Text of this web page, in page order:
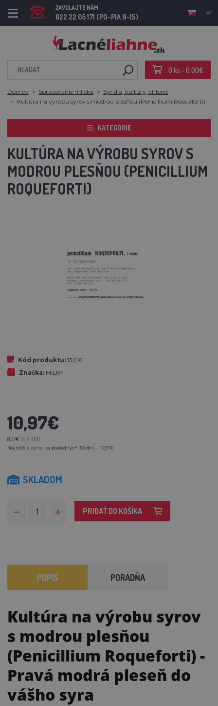
ZAVOLAJTE NÁM
022 22 05 171 (PO-PIA 9-15)
0 ks - 0,00€
Domov Spracovanie mlieka
Syridla, kultúry, chlorid
Kultúra na výrobu syrov s modrou plesňou (Penicillium Roqueforti)
KATEGÓRIE
KULTÚRA NA VÝROBU SYROV S
MODROU PLESŇOU (PENICILLIUM
ROQUEFORTI)
Kód produktu: 13016
Značka: MILKY
10,97€
8,92€ BEZ DPH
Najnižšia cena za posledných 30 dní - 10,97€
SKLADOM
PRIDAŤ DO KOŠÍKA
POPIS PORADŇA
Kultúra na výrobu syrov
s modrou plesňou
(Penicillium Roqueforti)-
Pravá modrá pleseň do
vášho syra